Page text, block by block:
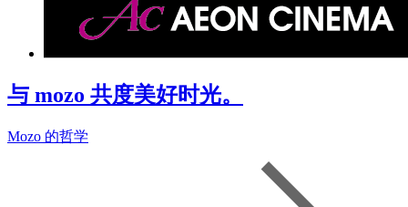
与 mozo 共度美好时光。
Mozo 的哲学